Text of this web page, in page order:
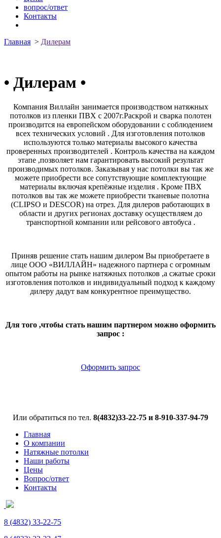
вопрос/ответ
Контакты
Главная > Дилерам
• Дилерам •
Компания Виллайн занимается производством натяжных
потолков из пленки ПВХ с 2007г.Раскрой и сварка полотен
производится на европейском оборудовании с соблюдением
всех технических условий . Для изготовления потолков
используются только материалы высокого качества
проверенных производителей . Контроль качества на каждом
этапе ,позволяет нам гарантировать высокий результат
производимых потолков. Заказывая у нас потолки вы так же
можете приобрести все сопутствующие комплектующие
материалы включая крепёжные изделия . Кроме ПВХ
потолков вы так же можете приобрести тканевые полотна
(CLIPSO и DESCOR) на отрез. Для дилеров работающих в
области и других регионах доставку осуществляем до
транспортной компании или рейсового автобуса .
Приняв решение стать нашим дилером Вы приобретаете в
лице ООО «ВИЛЛАЙН» надежного партнера с огромным
опытом работы на рынке натяжных потолков ,а сжатые сроки
изготовления потолков и индивидуальный подход к каждому
дилеру дадут вам конкурентное преимущество.
Для того ,чтобы стать нашим партнером можно оформить
запрос :
Оформить запрос
Или обратиться по тел. 8(4832)33-22-75 и 8-910-337-94-79
Главная
О компании
Натяжные потолки
Наши работы
Цены
Вопрос/ответ
Контакты
8 (4832) 33-22-75